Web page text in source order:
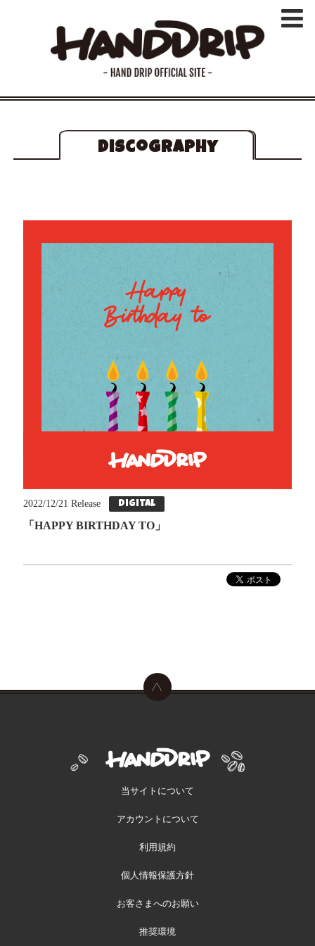
Discography
2022/12/21 Release Digital
「HAPPY BIRTHDAY TO」
当サイトについて
アカウントについて
利用規約
個人情報保護方針
お客さまへのお願い
推奨環境